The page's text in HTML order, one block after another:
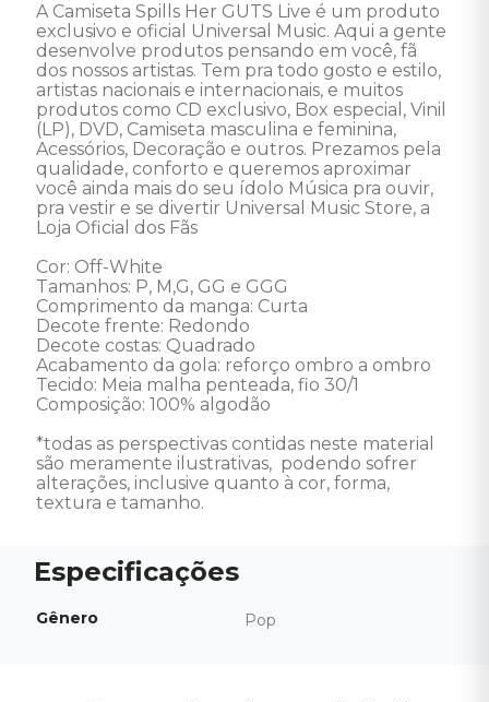
A Camiseta Spills Her GUTS Live é um produto
exclusivo e oficial Universal Music. Aqui a gente
desenvolve produtos pensando em você, fã
dos nossos artistas. Tem pra todo gosto e estilo,
artistas nacionais e internacionais, e muitos
produtos como CD exclusivo, Box especial, Vinil
(LP), DVD, Camiseta masculina e feminina,
Acessórios, Decoração e outros. Prezamos pela
qualidade, conforto e queremos aproximar
você ainda mais do seu ídolo Música pra ouvir,
pra vestir e se divertir Universal Music Store, a
Loja Oficial dos Fãs
Cor: Off-White
Tamanhos: P, M,G, GG e GGG
Comprimento da manga: Curta
Decote frente: Redondo
Decote costas: Quadrado
Acabamento da gola: reforço ombro a ombro
Tecido: Meia malha penteada, fio 30/1
Composição: 100% algodão
*todas as perspectivas contidas neste material
são meramente ilustrativas,  podendo sofrer
alterações, inclusive quanto à cor, forma,
textura e tamanho.
Gênero Pop